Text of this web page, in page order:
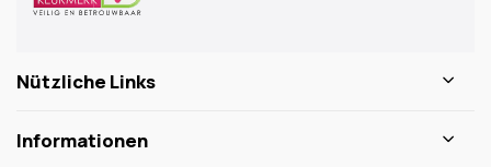
Nützliche Links
Informationen